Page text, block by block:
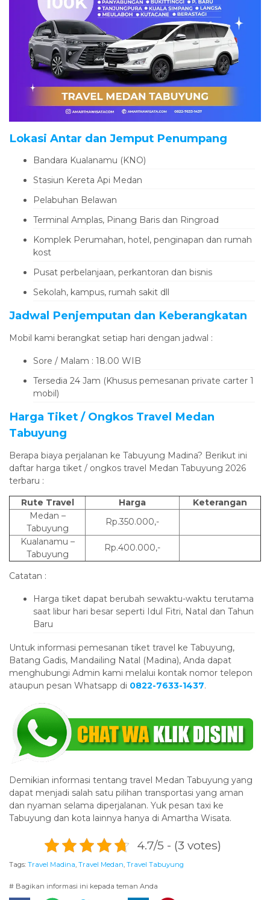
Lokasi Antar dan Jemput Penumpang
Bandara Kualanamu (KNO)
Stasiun Kereta Api Medan
Pelabuhan Belawan
Terminal Amplas, Pinang Baris dan Ringroad
Komplek Perumahan, hotel, penginapan dan rumah
kost
Pusat perbelanjaan, perkantoran dan bisnis
Sekolah, kampus, rumah sakit dll
Jadwal Penjemputan dan Keberangkatan
Mobil kami berangkat setiap hari dengan jadwal :
Sore / Malam : 18.00 WIB
Tersedia 24 Jam (Khusus pemesanan private carter 1
mobil)
Harga Tiket / Ongkos Travel Medan
Tabuyung
Berapa biaya perjalanan ke Tabuyung Madina? Berikut ini
daftar harga tiket / ongkos travel Medan Tabuyung 2026
terbaru :
Rute Travel
Harga
Keterangan
Medan –
Tabuyung
Rp.350.000,-
Kualanamu –
Tabuyung
Rp.400.000,-
Catatan :
Harga tiket dapat berubah sewaktu-waktu terutama
saat libur hari besar seperti Idul Fitri, Natal dan Tahun
Baru
Untuk informasi pemesanan tiket travel ke Tabuyung,
Batang Gadis, Mandailing Natal (Madina), Anda dapat
menghubungi Admin kami melalui kontak nomor telepon
ataupun pesan Whatsapp di 0822-7633-1437.
Demikian informasi tentang travel Medan Tabuyung yang
dapat menjadi salah satu pilihan transportasi yang aman
dan nyaman selama diperjalanan. Yuk pesan taxi ke
Tabuyung dan kota lainnya hanya di Amartha Wisata.
4.7/5 - (3 votes)
Tags: Travel Madina, Travel Medan, Travel Tabuyung
# Bagikan informasi ini kepada teman Anda